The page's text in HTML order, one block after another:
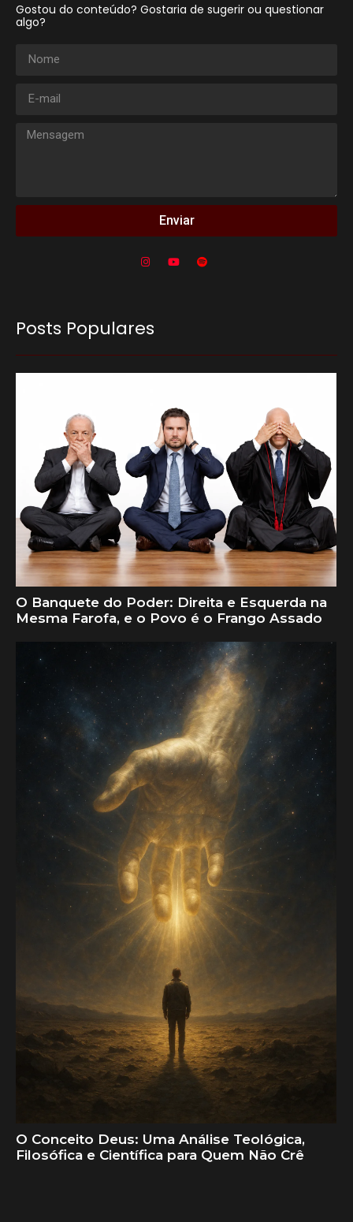
Gostou do conteúdo? Gostaria de sugerir ou questionar
algo?
Enviar
Posts Populares
O Banquete do Poder: Direita e Esquerda na
Mesma Farofa, e o Povo é o Frango Assado
O Conceito Deus: Uma Análise Teológica,
Filosófica e Científica para Quem Não Crê